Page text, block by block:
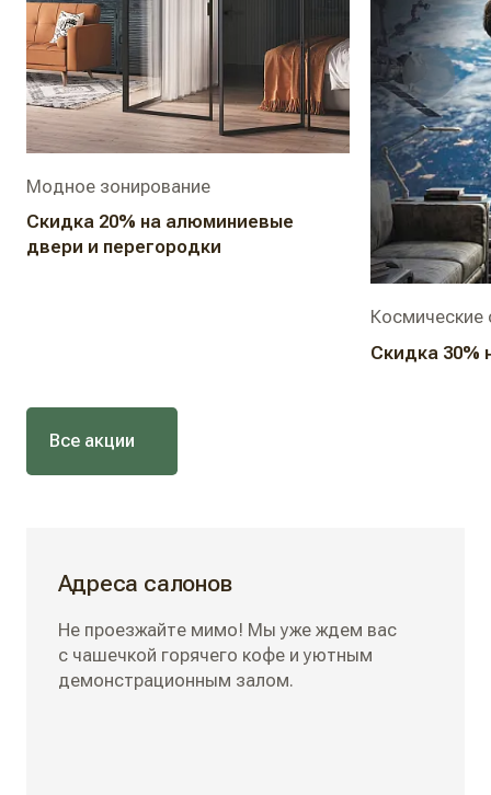
Модное зонирование
Скидка 20% на алюминиевые
двери и перегородки
Космические
Скидка 30%
Все акции
Адреса салонов
Не проезжайте мимо! Мы уже ждем вас
с чашечкой горячего кофе и уютным
демонстрационным залом.